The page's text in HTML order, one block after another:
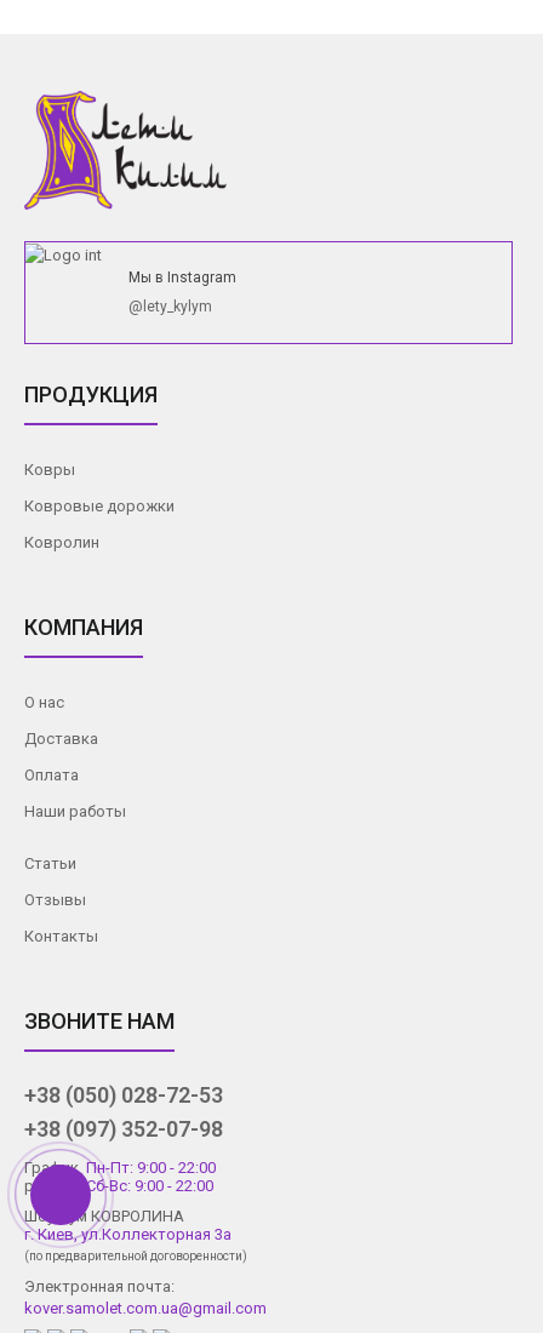
Мы в Instagram
@lety_kylym
ПРОДУКЦИЯ
Ковры
Ковровые дорожки
Ковролин
КОМПАНИЯ
О нас
Доставка
Оплата
Наши работы
Статьи
Отзывы
Контакты
ЗВОНИТЕ НАМ
+38 (050) 028-72-53
+38 (097) 352-07-98
График
работы
Пн-Пт: 9:00 - 22:00
Сб-Вс: 9:00 - 22:00
Шоу-рум КОВРОЛИНА
г. Киев, ул.Коллекторная 3а
(по предварительной договоренности)
Электронная почта:
kover.samolet.com.ua@gmail.com